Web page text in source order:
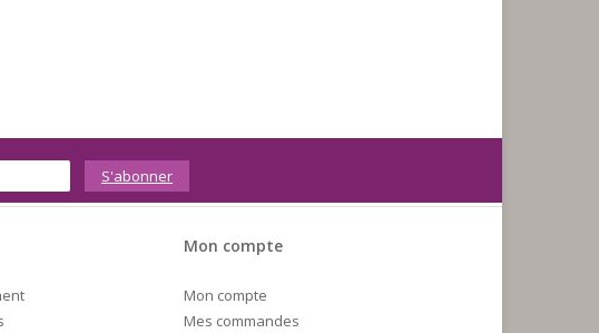
S'abonner
Mon compte
Mon compte
Mes commandes